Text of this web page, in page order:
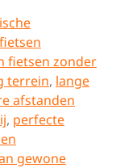
fietsen
fietsen zonder
terrein, lange
afstanden
, perfecte
gewone